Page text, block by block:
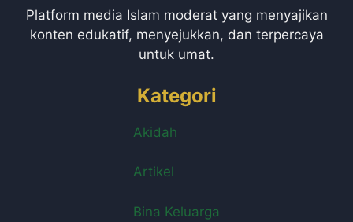
Platform media Islam moderat yang menyajikan
konten edukatif, menyejukkan, dan terpercaya
untuk umat.
Kategori
Akidah
Artikel
Bina Keluarga